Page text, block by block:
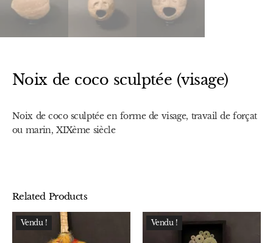
Noix de coco sculptée (visage)
Noix de coco sculptée en forme de visage, travail de forçat
ou marin, XIXème siècle
Related Products
Vendu ! Vendu !